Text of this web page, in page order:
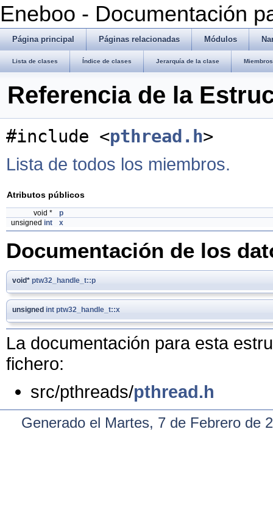
Eneboo - Documentación
Página principal Páginas relacionadas Módulos
Lista de clases Índice de clases Jerarquía de la clase
Referencia de la
#include <pthread.h>
Lista de todos los miembros.
Atributos públicos
void *
p
unsigned int x
Documentación de los
void* ptw32_handle_t::p
unsigned int ptw32_handle_t::x
La documentación para esta
fichero:
src/pthreads/pthread.h
Generado el Martes, 7 de Febrero de